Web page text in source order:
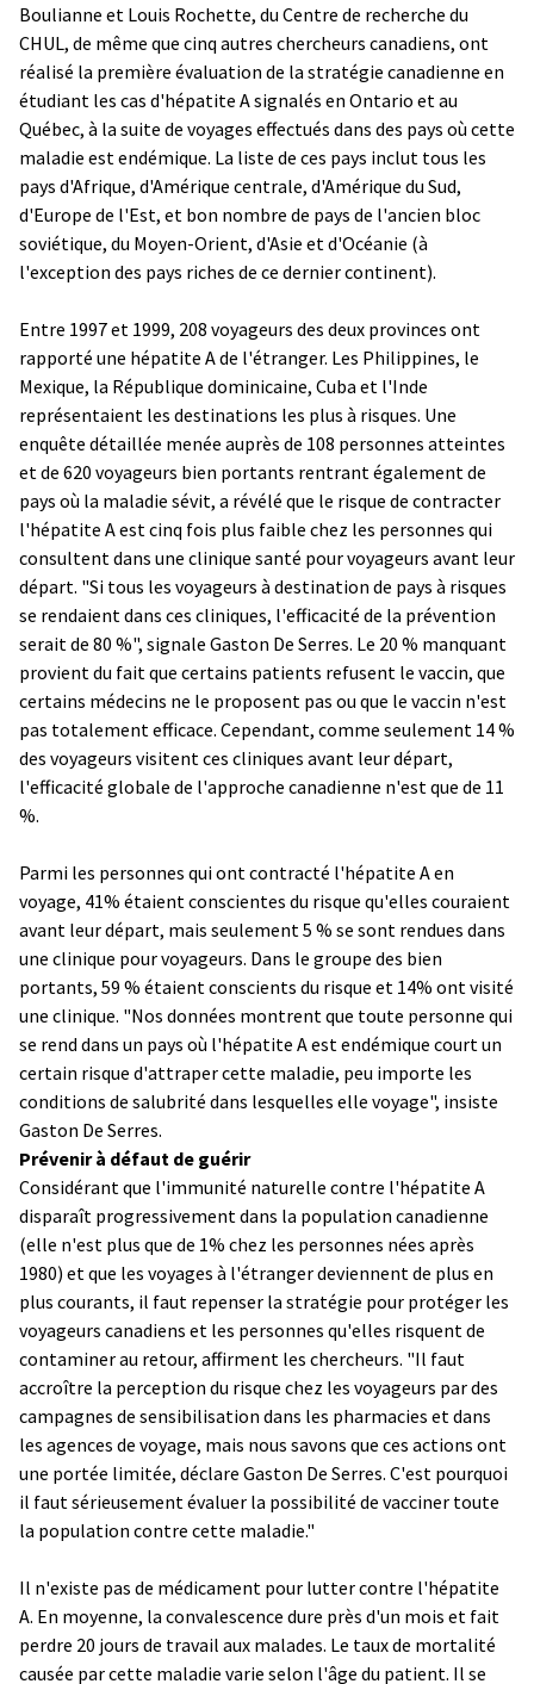
Boulianne et Louis Rochette, du Centre de recherche du
CHUL, de même que cinq autres chercheurs canadiens, ont
réalisé la première évaluation de la stratégie canadienne en
étudiant les cas d'hépatite A signalés en Ontario et au
Québec, à la suite de voyages effectués dans des pays où cette
maladie est endémique. La liste de ces pays inclut tous les
pays d'Afrique, d'Amérique centrale, d'Amérique du Sud,
d'Europe de l'Est, et bon nombre de pays de l'ancien bloc
soviétique, du Moyen-Orient, d'Asie et d'Océanie (à
l'exception des pays riches de ce dernier continent).
Entre 1997 et 1999, 208 voyageurs des deux provinces ont
rapporté une hépatite A de l'étranger. Les Philippines, le
Mexique, la République dominicaine, Cuba et l'Inde
représentaient les destinations les plus à risques. Une
enquête détaillée menée auprès de 108 personnes atteintes
et de 620 voyageurs bien portants rentrant également de
pays où la maladie sévit, a révélé que le risque de contracter
l'hépatite A est cinq fois plus faible chez les personnes qui
consultent dans une clinique santé pour voyageurs avant leur
départ. "Si tous les voyageurs à destination de pays à risques
se rendaient dans ces cliniques, l'efficacité de la prévention
serait de 80 %", signale Gaston De Serres. Le 20 % manquant
provient du fait que certains patients refusent le vaccin, que
certains médecins ne le proposent pas ou que le vaccin n'est
pas totalement efficace. Cependant, comme seulement 14 %
des voyageurs visitent ces cliniques avant leur départ,
l'efficacité globale de l'approche canadienne n'est que de 11
%.
Parmi les personnes qui ont contracté l'hépatite A en
voyage, 41% étaient conscientes du risque qu'elles couraient
avant leur départ, mais seulement 5 % se sont rendues dans
une clinique pour voyageurs. Dans le groupe des bien
portants, 59 % étaient conscients du risque et 14% ont visité
une clinique. "Nos données montrent que toute personne qui
se rend dans un pays où l'hépatite A est endémique court un
certain risque d'attraper cette maladie, peu importe les
conditions de salubrité dans lesquelles elle voyage", insiste
Gaston De Serres.
Prévenir à défaut de guérir
Considérant que l'immunité naturelle contre l'hépatite A
disparaît progressivement dans la population canadienne
(elle n'est plus que de 1% chez les personnes nées après
1980) et que les voyages à l'étranger deviennent de plus en
plus courants, il faut repenser la stratégie pour protéger les
voyageurs canadiens et les personnes qu'elles risquent de
contaminer au retour, affirment les chercheurs. "Il faut
accroître la perception du risque chez les voyageurs par des
campagnes de sensibilisation dans les pharmacies et dans
les agences de voyage, mais nous savons que ces actions ont
une portée limitée, déclare Gaston De Serres. C'est pourquoi
il faut sérieusement évaluer la possibilité de vacciner toute
la population contre cette maladie."
Il n'existe pas de médicament pour lutter contre l'hépatite
A. En moyenne, la convalescence dure près d'un mois et fait
perdre 20 jours de travail aux malades. Le taux de mortalité
causée par cette maladie varie selon l'âge du patient. Il se